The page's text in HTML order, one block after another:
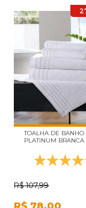
TOALHA DE
PLATINUM BRANCA
R$ 107,99